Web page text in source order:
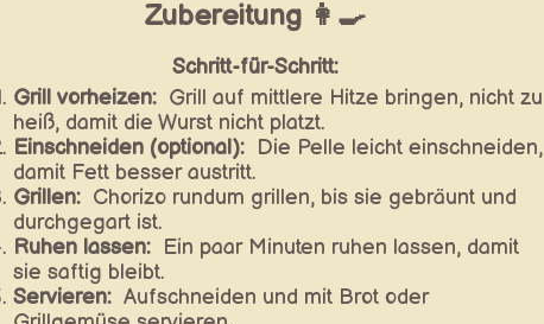
Zubereitung 👩‍🍳
Schritt-für-Schritt:
Grill vorheizen: Grill auf mittlere Hitze bringen, nicht zu
heiß, damit die Wurst nicht platzt.
Einschneiden (optional): Die Pelle leicht einschneiden,
damit Fett besser austritt.
Grillen: Chorizo rundum grillen, bis sie gebräunt und
durchgegart ist.
Ruhen lassen: Ein paar Minuten ruhen lassen, damit
sie saftig bleibt.
Servieren: Aufschneiden und mit Brot oder